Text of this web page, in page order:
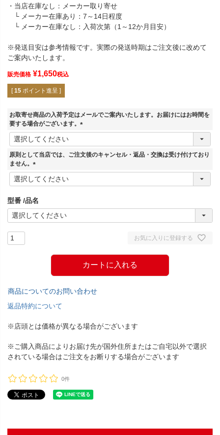
・当店在庫なし：メーカー取り寄せ
└ メーカー在庫あり：7～14日程度
└ メーカー在庫なし：入荷次第（1～12か月目安）
※発送目安は参考情報です。実際の発送時期はご注文後に改めて
ご案内いたします。
販売価格 ¥1,650税込
[ 15 ポイント進呈 ]
お取寄せ商品の入荷予定はメールでご案内いたします。お届けにはお時間を
要する場合がございます。
(
須
原則として当店では、ご注文後のキャンセル・返品・交換は受け付けており
ません。
(
必
)
型番 品名
お気に入りに登録する
カートに入れる
商品についてのお問い合わせ
返品特約について
※店頭とは価格が異なる場合がございます
※ご購入商品によりお届け先が国外住所またはご自宅以外で選択
されている場合はご注文をお断りする場合がございます
0件